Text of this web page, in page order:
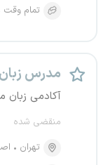
تمام وقت
مدرس
آکادمی زبان
منقضی شده
تهران